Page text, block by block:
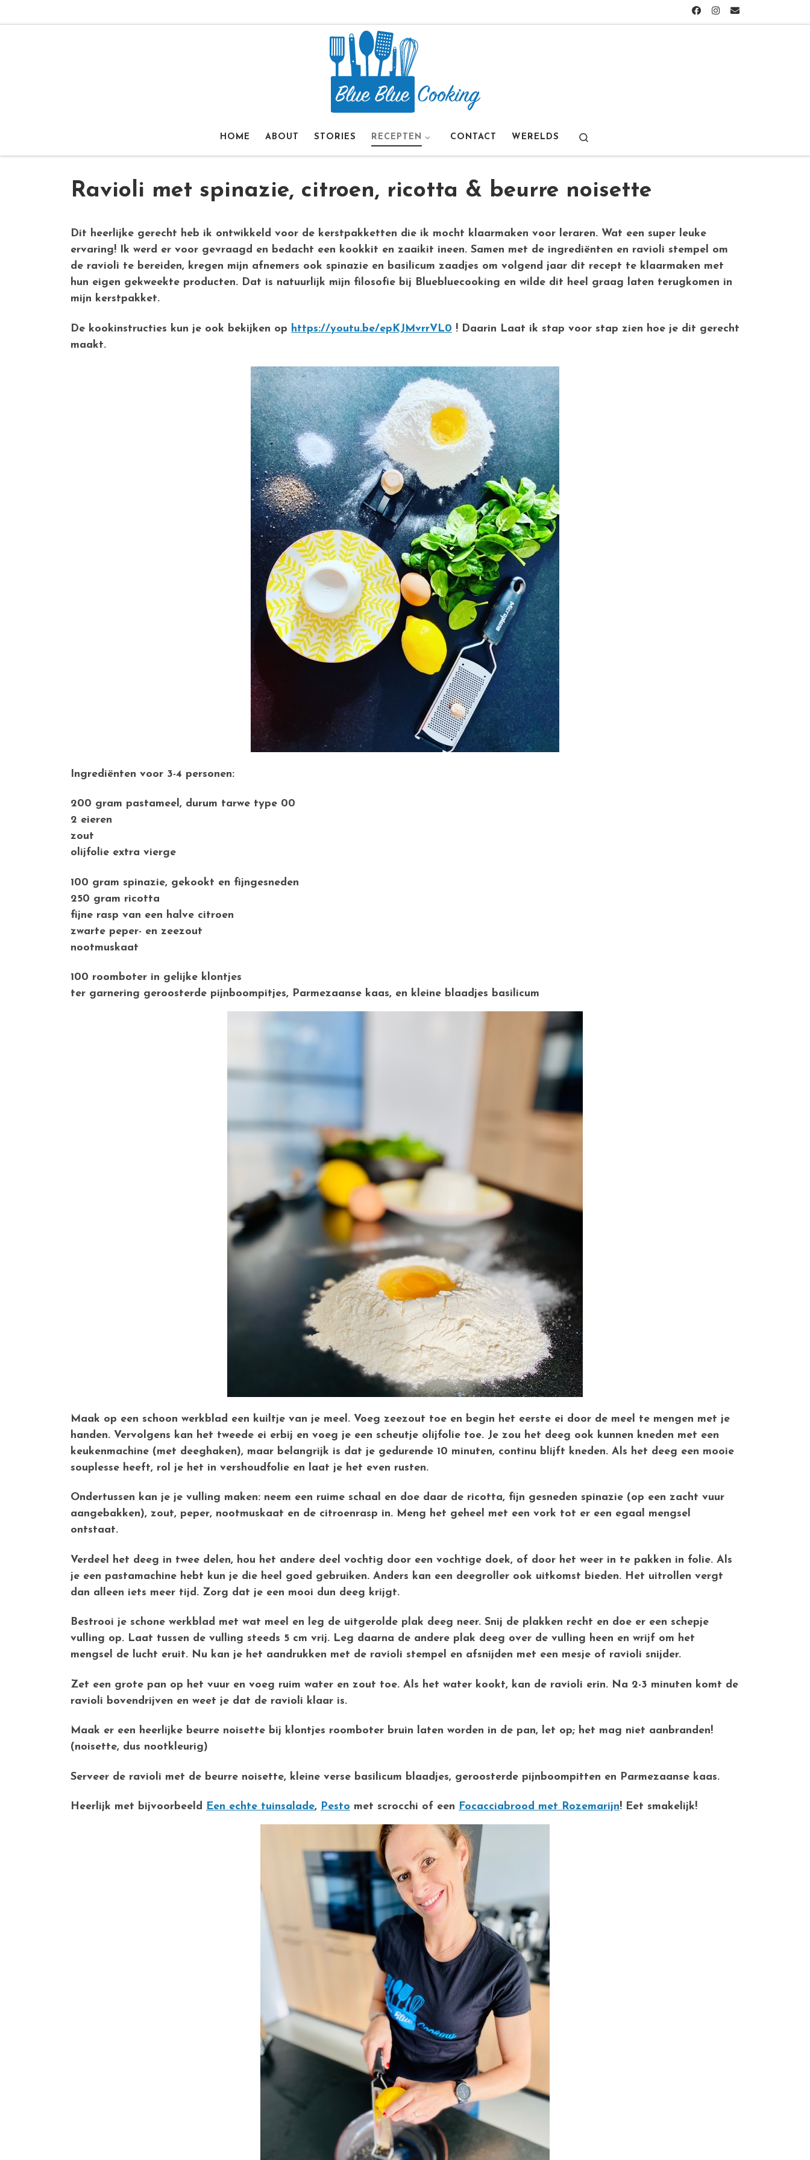
HOME ABOUT STORIES RECEPTEN CONTACT WERELDS
Ravioli met spinazie, citroen, ricotta & beurre noisette
Dit heerlijke gerecht heb ik ontwikkeld voor de kerstpakketten die ik mocht klaarmaken voor leraren. Wat een super leuke
ervaring! Ik werd er voor gevraagd en bedacht een kookkit en zaaikit ineen. Samen met de ingrediënten en ravioli stempel om
de ravioli te bereiden, kregen mijn afnemers ook spinazie en basilicum zaadjes om volgend jaar dit recept te klaarmaken met
hun eigen gekweekte producten. Dat is natuurlijk mijn filosofie bij Bluebluecooking en wilde dit heel graag laten terugkomen in
mijn kerstpakket.
De kookinstructies kun je ook bekijken op https://youtu.be/epKJMvrrVL0 ! Daarin Laat ik stap voor stap zien hoe je dit gerecht
maakt.
Ingrediënten voor 3-4 personen:
200 gram pastameel, durum tarwe type 00
2 eieren
zout
olijfolie extra vierge
100 gram spinazie, gekookt en fijngesneden
250 gram ricotta
fijne rasp van een halve citroen
zwarte peper- en zeezout
nootmuskaat
100 roomboter in gelijke klontjes
ter garnering geroosterde pijnboompitjes, Parmezaanse kaas, en kleine blaadjes basilicum
Maak op een schoon werkblad een kuiltje van je meel. Voeg zeezout toe en begin het eerste ei door de meel te mengen met je
handen. Vervolgens kan het tweede ei erbij en voeg je een scheutje olijfolie toe. Je zou het deeg ook kunnen kneden met een
keukenmachine (met deeghaken), maar belangrijk is dat je gedurende 10 minuten, continu blijft kneden. Als het deeg een mooie
souplesse heeft, rol je het in vershoudfolie en laat je het even rusten.
Ondertussen kan je je vulling maken: neem een ruime schaal en doe daar de ricotta, fijn gesneden spinazie (op een zacht vuur
aangebakken), zout, peper, nootmuskaat en de citroenrasp in. Meng het geheel met een vork tot er een egaal mengsel
ontstaat.
Verdeel het deeg in twee delen, hou het andere deel vochtig door een vochtige doek, of door het weer in te pakken in folie. Als
je een pastamachine hebt kun je die heel goed gebruiken. Anders kan een deegroller ook uitkomst bieden. Het uitrollen vergt
dan alleen iets meer tijd. Zorg dat je een mooi dun deeg krijgt.
Bestrooi je schone werkblad met wat meel en leg de uitgerolde plak deeg neer. Snij de plakken recht en doe er een schepje
vulling op. Laat tussen de vulling steeds 5 cm vrij. Leg daarna de andere plak deeg over de vulling heen en wrijf om het
mengsel de lucht eruit. Nu kan je het aandrukken met de ravioli stempel en afsnijden met een mesje of ravioli snijder.
Zet een grote pan op het vuur en voeg ruim water en zout toe. Als het water kookt, kan de ravioli erin. Na 2-3 minuten komt de
ravioli bovendrijven en weet je dat de ravioli klaar is.
Maak er een heerlijke beurre noisette bij klontjes roomboter bruin laten worden in de pan, let op; het mag niet aanbranden!
(noisette, dus nootkleurig)
Serveer de ravioli met de beurre noisette, kleine verse basilicum blaadjes, geroosterde pijnboompitten en Parmezaanse kaas.
Heerlijk met bijvoorbeeld Een echte tuinsalade, Pesto met scrocchi of een Focacciabrood met Rozemarijn! Eet smakelijk!